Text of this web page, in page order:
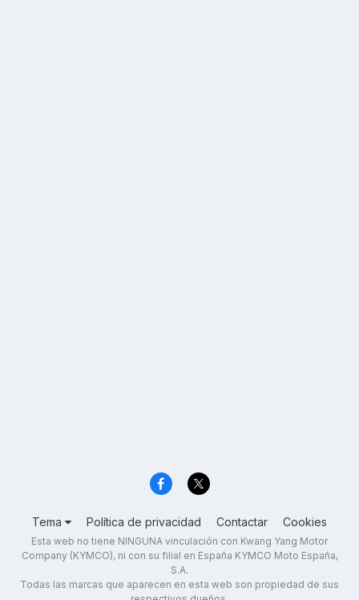
Tema Política de privacidad Contactar Cookies
Esta web no tiene NINGUNA vinculación con Kwang Yang Motor
Company (KYMCO), ni con su filial en España KYMCO Moto España,
S.A.
Todas las marcas que aparecen en esta web son propiedad de sus